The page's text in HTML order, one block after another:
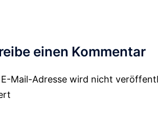
einen Kommentar
E-Mail-Adresse wird nicht